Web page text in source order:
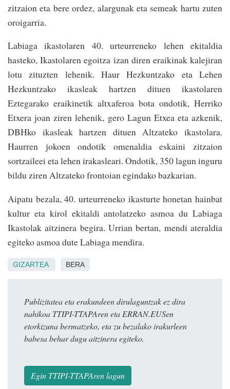
zitzaion eta bere ordez, alargunak eta semeak hartu zuten
oroigarria.
Labiaga ikastolaren 40. urteurreneko lehen ekitaldia
hasteko, Ikastolaren egoitza izan diren eraikinak kalejiran
lotu zituzten lehenik. Haur Hezkuntzako eta Lehen
Hezkuntzako ikasleak hartzen dituen ikastolaren
Eztegarako eraikinetik altxaferoa bota ondotik, Herriko
Etxera joan ziren lehenik, gero Lagun Etxea eta azkenik,
DBHko ikasleak hartzen dituen Altzateko ikastolara.
Haurren jokoen ondotik omenaldia eskaini zitzaion
sortzaileei eta lehen irakasleari. Ondotik, 350 lagun inguru
bildu ziren Altzateko frontoian egindako bazkarian.
Aipatu bezala, 40. urteurreneko ikasturte honetan hainbat
kultur eta kirol ekitaldi antolatzeko asmoa du Labiaga
Ikastolak aitzinera begira. Urrian bertan, mendi ateraldia
egiteko asmoa dute Labiaga mendira.
GIZARTEA BERA
Publizitatea eta erakundeen dirulaguntzak ez dira
nahikoa TTIPI-TTAPAren eta ERRAN.EUSen
etorkizuna bermatzeko, eta zu bezalako irakurleen
babesa behar dugu aitzinera egiteko.
Egin TTIPI-TTAPAren lagun